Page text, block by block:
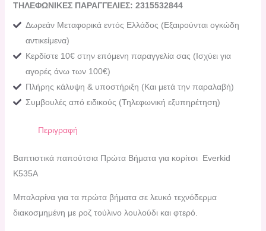
ΤΗΛΕΦΩΝΙΚΕΣ ΠΑΡΑΓΓΕΛΙΕΣ: 2315532844
Δωρεάν Μεταφορικά εντός Ελλάδος (Εξαιρούνται ογκώδη
αντικείμενα)
Κερδίστε 10€ στην επόμενη παραγγελία σας (Ισχύει για
αγορές άνω των 100€)
Πλήρης κάλυψη & υποστήριξη (Και μετά την παραλαβή)
Συμβουλές από ειδικούς (Τηλεφωνική εξυπηρέτηση)
Περιγραφή
Βαπτιστικά παπούτσια Πρώτα Βήματα για κορίτσι Εverkid
Κ535A
Μπαλαρίνα για τα πρώτα βήματα σε λευκό τεχνόδερμα
διακοσμημένη με ροζ τούλινο λουλούδι και φτερό.